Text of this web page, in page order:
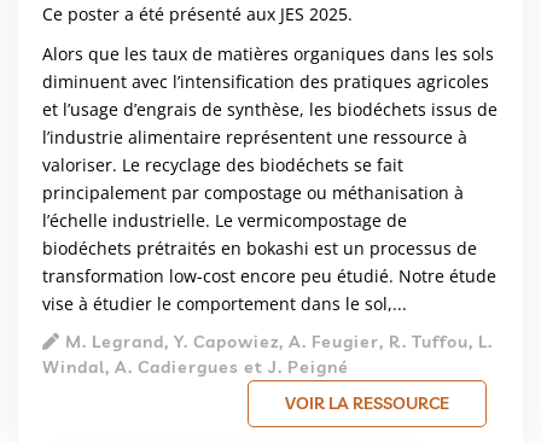
Ce poster a été présenté aux JES 2025.
Alors que les taux de matières organiques dans les sols
diminuent avec l’intensification des pratiques agricoles
et l’usage d’engrais de synthèse, les biodéchets issus de
l’industrie alimentaire représentent une ressource à
valoriser. Le recyclage des biodéchets se fait
principalement par compostage ou méthanisation à
l’échelle industrielle. Le vermicompostage de
biodéchets prétraités en bokashi est un processus de
transformation low-cost encore peu étudié. Notre étude
vise à étudier le comportement dans le sol,...
M. Legrand, Y. Capowiez, A. Feugier, R. Tuffou, L.
Windal, A. Cadiergues et J. Peigné
VOIR LA RESSOURCE